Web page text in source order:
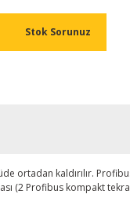
Stok Sorunuz
ortadan kaldırılır.
(2 Profibus kompakt